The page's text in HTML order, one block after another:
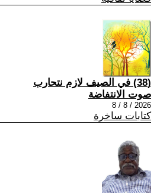
(38) في الصيف لازم نتحارب
صوت الانتفاضة
2026 / 8 / 8
كتابات ساخرة